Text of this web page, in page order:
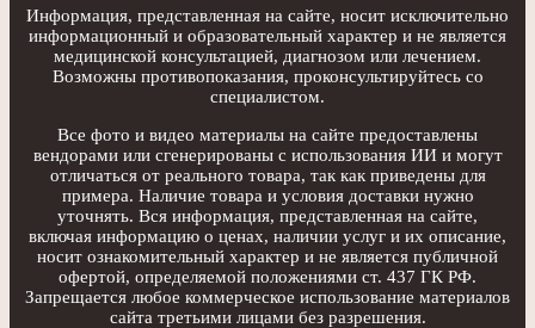
Информация, представленная на сайте, носит исключительно
информационный и образовательный характер и не является
медицинской консультацией, диагнозом или лечением.
Возможны противопоказания, проконсультируйтесь со
специалистом.
Все фото и видео материалы на сайте предоставлены
вендорами или сгенерированы с использования ИИ и могут
отличаться от реального товара, так как приведены для
примера. Наличие товара и условия доставки нужно
уточнять. Вся информация, представленная на сайте,
включая информацию о ценах, наличии услуг и их описание,
носит ознакомительный характер и не является публичной
офертой, определяемой положениями ст. 437 ГК РФ.
Запрещается любое коммерческое использование материалов
сайта третьими лицами без разрешения.